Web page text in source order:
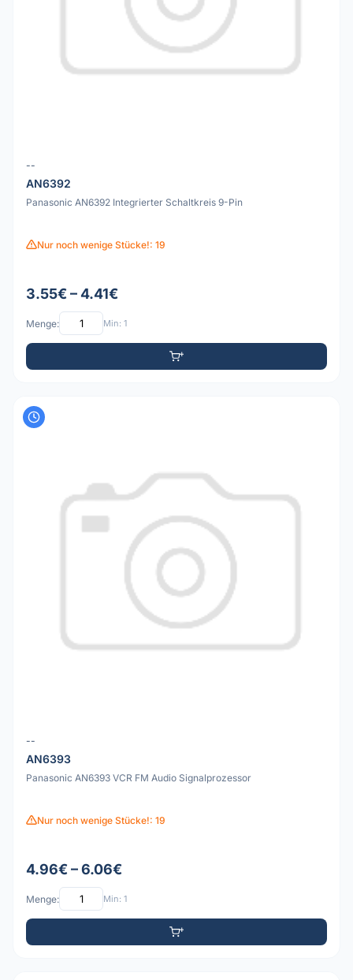
--
AN6392
Panasonic AN6392 Integrierter Schaltkreis 9-Pin
Nur noch wenige Stücke!: 19
3.55€ – 4.41€
Menge: Min: 1
--
AN6393
Panasonic AN6393 VCR FM Audio Signalprozessor
Nur noch wenige Stücke!: 19
4.96€ – 6.06€
Menge: Min: 1